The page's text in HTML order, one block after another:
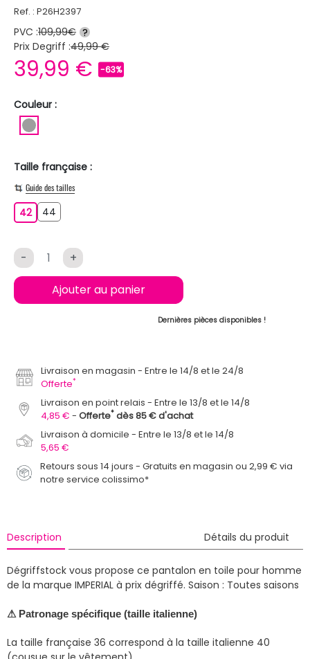
Ref. : P26H2397
PVC :109,99€ ?
Prix Degriff :49,99 €
39,99 € -63%
Couleur :
Taille française :
Guide des tailles
424244
- +
Ajouter au panier
Dernières pièces disponibles !
Livraison en magasin
Entre le 14/8 et le 24/8
Offerte*
Livraison en point relais
Entre le 13/8 et le 14/8
4,85 €
Offerte* dès 85 € d'achat
Livraison à domicile
Entre le 13/8 et le 14/8
5,65 €
Retours sous 14 jours - Gratuits en magasin ou 2,99 € via
notre service colissimo*
Description Détails du produit
Dégriffstock vous propose ce pantalon en toile pour homme
de la marque IMPERIAL à prix dégriffé. Saison : Toutes saisons
⚠ Patronage spécifique (taille italienne)
La taille française 36 correspond à la taille italienne 40